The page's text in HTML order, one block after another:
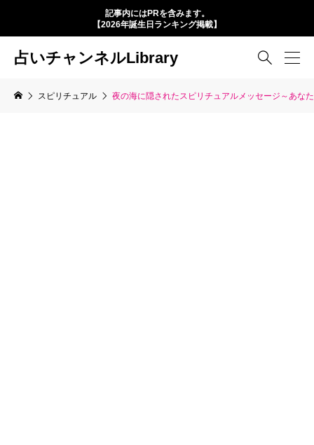
記事内にはPRを含みます。
【2026年誕生日ランキング掲載】
占いチャンネルLibrary 
スピリチュアル 夜の海に隠されたスピリチュアルメッセージ～あな